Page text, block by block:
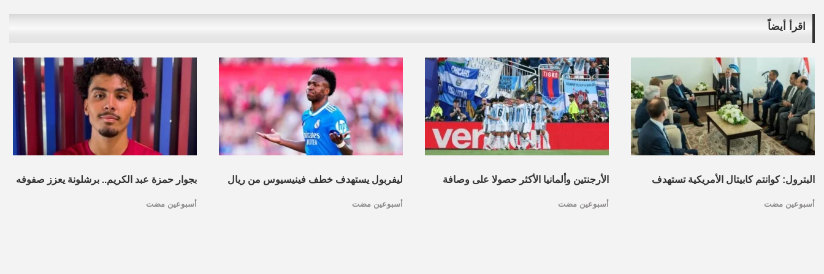
اقرأ أيضاً
البترول: كوانتم كابيتال الأمريكية تستهدف
أسبوعين مضت
الأرجنتين وألمانيا الأكثر حصولا على وصافة
أسبوعين مضت
ليفربول يستهدف خطف فينيسيوس من ريال
أسبوعين مضت
بجوار حمزة عبد الكريم.. برشلونة يعزز صفوفه
أسبوعين مضت